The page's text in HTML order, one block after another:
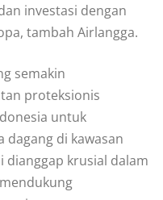
investasi dengan
tambah Airlangga.
semakin
proteksionis
untuk
di kawasan
dianggap krusial dalam